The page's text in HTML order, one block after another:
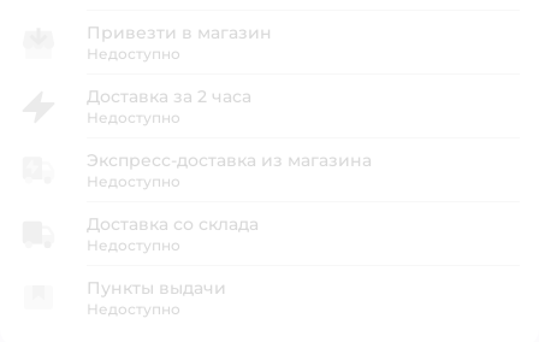
Привезти в магазин
Недоступно
Доставка за 2 часа
Недоступно
Экспресс-доставка из магазина
Недоступно
Доставка со склада
Недоступно
Пункты выдачи
Недоступно